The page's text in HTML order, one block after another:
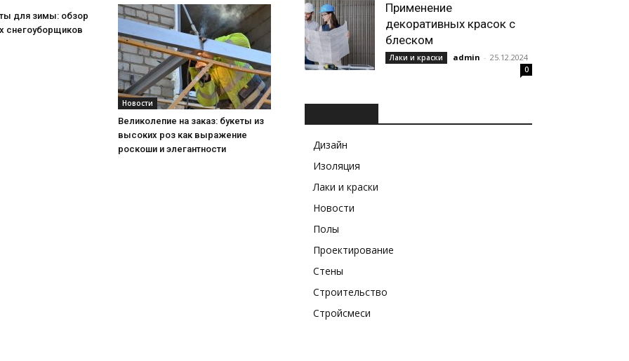
для зимы: обзор
снегоуборщиков
Новости
Великолепие на заказ: букеты из
высоких роз как выражение
роскоши и элегантности
Применение
декоративных красок с
блеском
Лаки и краски admin - 25.12.2024
0
Дизайн
Изоляция
Лаки и краски
Новости
Полы
Проектирование
Стены
Строительство
Стройсмеси